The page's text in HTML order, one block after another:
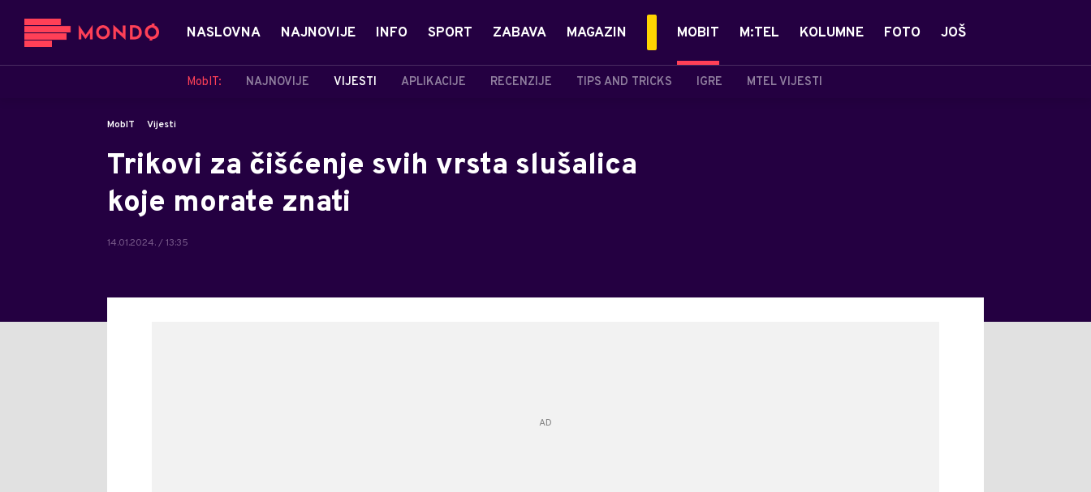
NASLOVNA NAJNOVIJE INFO SPORT ZABAVA MAGAZIN MOBIT
MobIT: NAJNOVIJE VIJESTI APLIKACIJE RECENZIJE TIPS AND TRICKS IGRE MTEL VIJESTI
M:TEL KOLUMNE FOTO JOŠ
MobIT Vijesti
Trikovi za čišćenje svih vrsta slušalica
koje morate znati
14.01.2024. / 13:35